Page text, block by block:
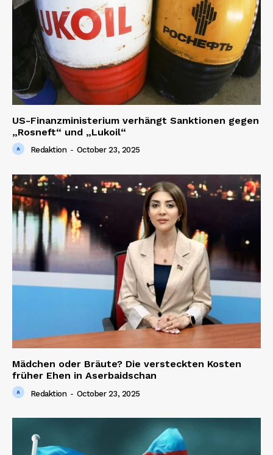
News Week
Magazine PRO
SUBSCRIBE NOW
Company
US-Finanzministerium verhängt Sanktionen gegen
„Rosneft“ und „Lukoil“
Redaktion - October 23, 2025
Mädchen oder Bräute? Die versteckten Kosten
früher Ehen in Aserbaidschan
Redaktion - October 23, 2025